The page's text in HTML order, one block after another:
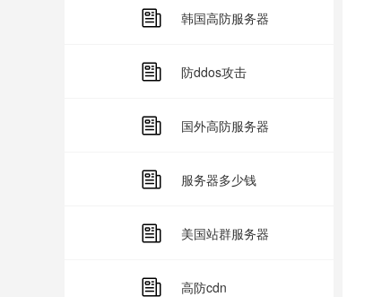
韩国高防服务器
防ddos攻击
国外高防服务器
服务器多少钱
美国站群服务器
高防cdn